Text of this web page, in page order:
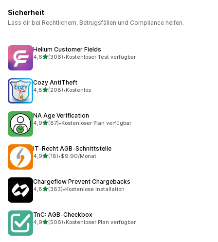
Sicherheit
Lass dir bei Rechtlichem, Betrugsfällen und Compliance helfen.
Helium Customer Fields
4,6von 5 Sternen
(306)
306 Rezensionen insgesamt
•Kostenloser Test verfügbar
Cozy AntiTheft
4,8von 5 Sternen
(208)
208 Rezensionen insgesamt
•Kostenlos
NA Age Verification
4,9von 5 Sternen
(87)
87 Rezensionen insgesamt
•Kostenloser Plan verfügbar
IT‑Recht AGB‑Schnittstelle
4,9von 5 Sternen
(18)
18 Rezensionen insgesamt
•$9.90/Monat
Chargeflow Prevent Chargebacks
4,8von 5 Sternen
(363)
363 Rezensionen insgesamt
•Kostenlose Installation
TnC: AGB‑Checkbox
4,9von 5 Sternen
(506)
506 Rezensionen insgesamt
•Kostenloser Plan verfügbar